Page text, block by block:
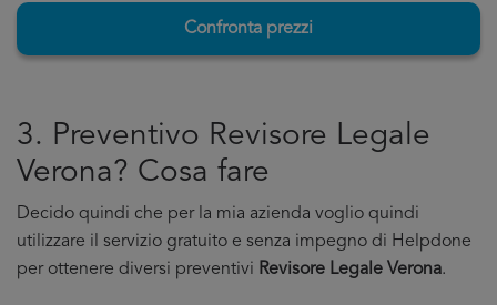
Confronta prezzi
3. Preventivo Revisore Legale
Verona? Cosa fare
Decido quindi che per la mia azienda voglio quindi
utilizzare il servizio gratuito e senza impegno di Helpdone
per ottenere diversi preventivi Revisore Legale Verona.